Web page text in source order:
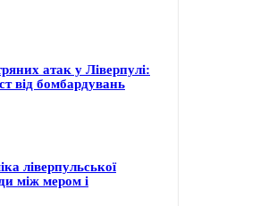
атак у Ліверпулі:
від бомбардувань
ліверпульської
між мером і